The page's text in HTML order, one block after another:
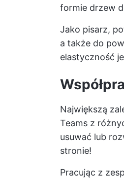
formie drzew
Jako pisarz,
a także do
elastyczność
Największą
Teams z
usuwać lub
stronie!
Pracując z